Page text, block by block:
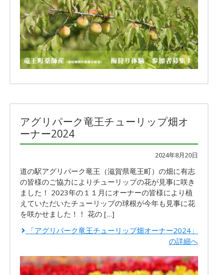
アグリパーク竜王チューリップ畑オ
ーナー2024
2024年8月20日
道の駅アグリパーク竜王（滋賀県竜王町）の畑に有志
の皆様のご協力によりチューリップの花が見事に咲き
ました！ 2023年の１１月にオーナーの皆様により植
えていただいたチューリップの球根が今年も見事に花
を咲かせました！！ 花の […]
「アグリパーク竜王チューリップ畑オーナー2024」
の詳細へ